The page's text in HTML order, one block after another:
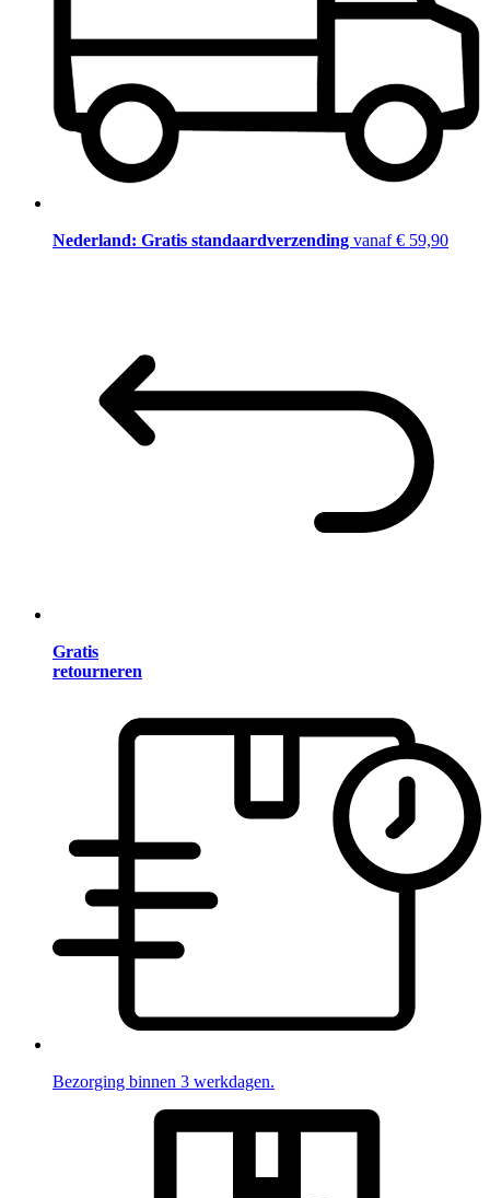
Nederland: Gratis standaardverzending vanaf € 59,90
Gratis
retourneren
Bezorging binnen 3 werkdagen.